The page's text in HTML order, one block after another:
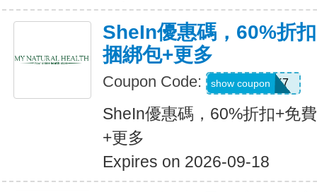
SheIn優惠碼，60%折
捆綁包+更多
Coupon Code: HBPK7
show coupon
SheIn優惠碼，60%折扣+免
+更多
Expires on 2026-09-18